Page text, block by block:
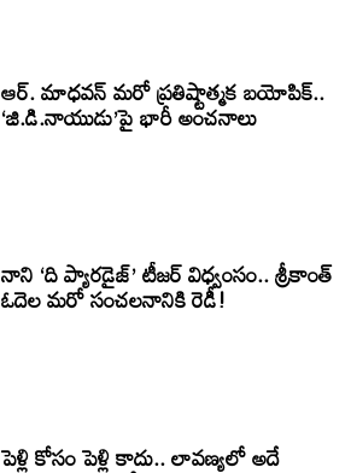
ఆర్. మాధవన్ మరో ప్రతిష్టాత్మక బయోపిక్..
‘జి.డి.నాయుడు’పై భారీ అంచనాలు
నాని ‘ది ప్యారడైజ్’ టీజర్ విధ్వంసం.. శ్రీకాంత్
ఓదెల మరో సంచలనానికి రెడీ!
పెళ్లి కోసం పెళ్లి కాదు.. లావణ్యలో అదే